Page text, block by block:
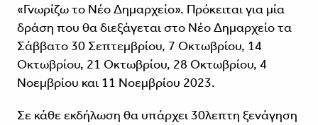
«Γνωρίζω το Νέο Δημαρχείο». Πρόκειται για μία
δράση που θα διεξάγεται στο Νέο Δημαρχείο τα
Σάββατο 30 Σεπτεμβρίου, 7 Οκτωβρίου, 14
Οκτωβρίου, 21 Οκτωβρίου, 28 Οκτωβρίου, 4
Νοεμβρίου και 11 Νοεμβρίου 2023.
Σε κάθε εκδήλωση θα υπάρχει 30λεπτη ξενάγηση